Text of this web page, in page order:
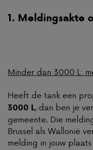
1. Meldingsakte
Minder dan 3000 L:
Heeft de tank een
3000 L, dan ben je
gemeente. Die
Brussel als Wallonië
melding in jouw